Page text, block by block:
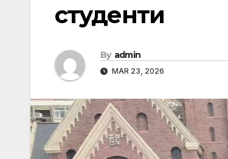
студенти
By admin
MAR 23, 2026